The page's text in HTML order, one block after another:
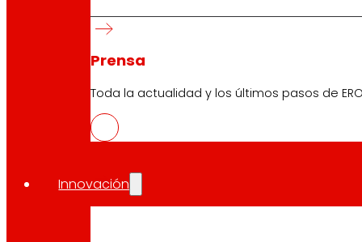
Prensa
Toda la actualidad y los últimos pasos de
Innovación